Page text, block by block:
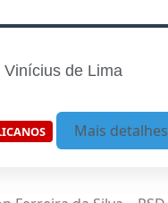
Vinícius de Lima
Mais detalhes